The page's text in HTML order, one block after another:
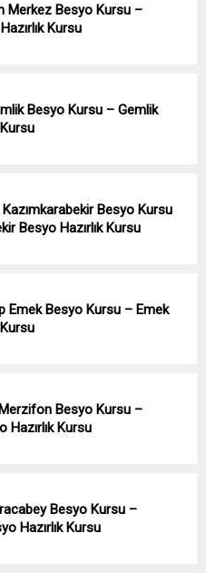
Merkez Besyo Kursu –
Kursu
Besyo Kursu – Gemlik
Besyo Kursu
Besyo Hazırlık Kursu
Emek Besyo Kursu – Emek
Besyo Kursu –
Kursu
Besyo Kursu –
Hazırlık Kursu